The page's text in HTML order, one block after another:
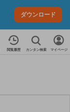
ダウンロード
閲覧履歴 カンタン検索 マイページ